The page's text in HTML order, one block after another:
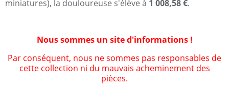
miniatures), la douloureuse s'élève à 1 008,58 €.
Nous sommes un site d'informations !
Par conséquent, nous ne sommes pas responsables de
cette collection ni du mauvais acheminement des
pièces.